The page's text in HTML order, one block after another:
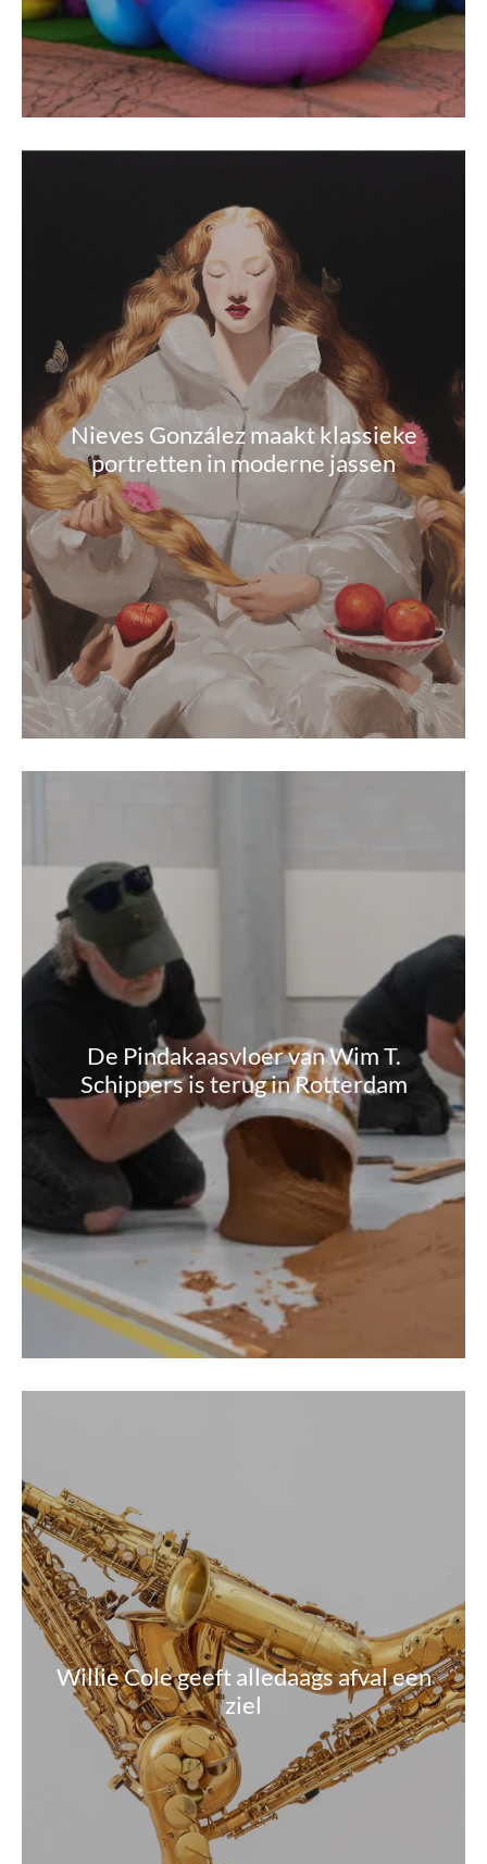
Nieves González maakt klassieke
portretten in moderne jassen
De Pindakaasvloer van Wim T.
Schippers is terug in Rotterdam
Willie Cole geeft alledaags afval een
ziel